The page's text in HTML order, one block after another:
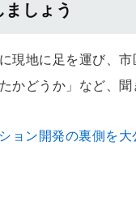
しょう
現地に足を運び、
かどうか」など、
ョン開発の裏側を大